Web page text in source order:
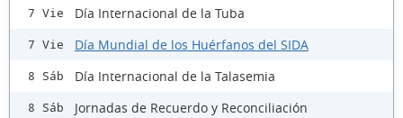
7 Vie Día Internacional de la Tuba
7 Vie Día Mundial de los Huérfanos del SIDA
8 Sáb Día Internacional de la Talasemia
8 Sáb Jornadas de Recuerdo y Reconciliación